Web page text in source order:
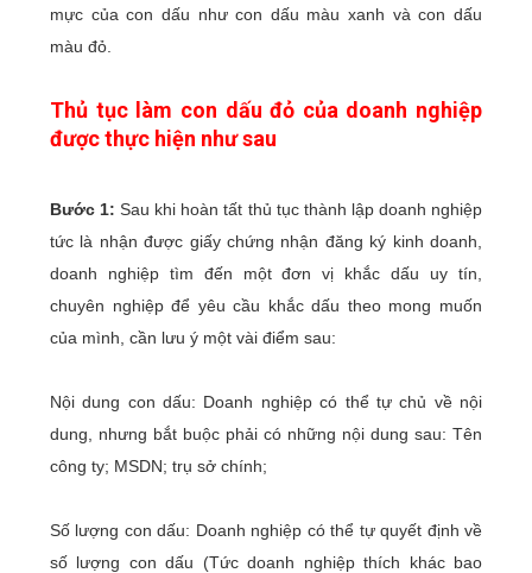
mực của con dấu như con dấu màu xanh và con dấu
màu đỏ.
Thủ tục làm con dấu đỏ của doanh nghiệp
được thực hiện như sau
Bước 1:Sau khi hoàn tất thủ tục thành lập doanh nghiệp
tức là nhận được giấy chứng nhận đăng ký kinh doanh,
doanh nghiệp tìm đến một đơn vị khắc dấu uy tín,
chuyên nghiệp để yêu cầu khắc dấu theo mong muốn
của mình, cần lưu ý một vài điểm sau:
Nội dung con dấu: Doanh nghiệp có thể tự chủ về nội
dung, nhưng bắt buộc phải có những nội dung sau: Tên
công ty; MSDN; trụ sở chính;
Số lượng con dấu: Doanh nghiệp có thể tự quyết định về
số lượng con dấu (Tức doanh nghiệp thích khác bao